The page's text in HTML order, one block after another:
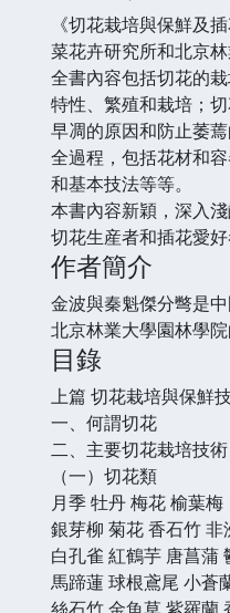
《切花栽培與保鮮及
菜花卉研究所和北京
全書內容包括切花的
特性、繁殖和栽培；
早凋的原因和防止萎
全過程，包括花材和
和基本技法等等。
本書內容新穎，深入
切花生産者和插花愛好
作者簡介
金波與秦魁傑分彆是
北京林業大學園林學院
目錄
上篇 切花栽培與保鮮
一、何謂切花
二、主要切花栽培技術
（一）切花類
月季 牡丹 梅花 榆葉梅
銀芽柳 菊花 香石竹 非
白孔雀 紅鶴芋 唐菖蒲
馬蹄蓮 球根鳶尾 小蒼